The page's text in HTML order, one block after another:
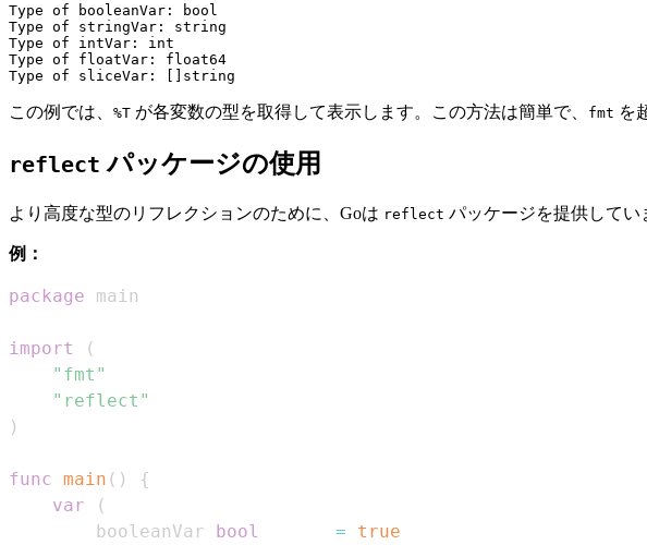
Type of booleanVar: bool
Type of stringVar: string
Type of intVar: int
Type of floatVar: float64
この例では、 %T が各変数の型を取得して表示します。この方法は簡単で、 fmt を
reflect パッケージの使用
より高度な型のリフレクションのために、Goは reflect パッケージを提供してい
例：
package
import
(
"fmt"
"reflect"
)
func main ( )
{
var
(
        booleanVar
bool =
true